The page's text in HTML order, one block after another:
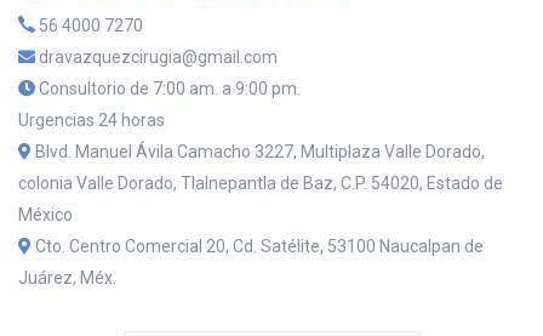
56 4000 7270
dravazquezcirugia@gmail.com
Consultorio de 7:00 am. a 9:00 pm.
Urgencias 24 horas
Blvd. Manuel Ávila Camacho 3227, Multiplaza Valle Dorado,
colonia Valle Dorado, Tlalnepantla de Baz, C.P. 54020, Estado de
México
Cto. Centro Comercial 20, Cd. Satélite, 53100 Naucalpan de
Juárez, Méx.